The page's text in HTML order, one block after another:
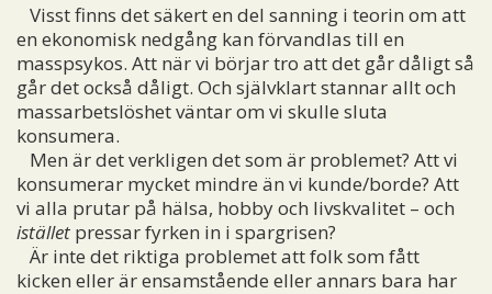
Visst finns det säkert en del sanning i teorin om att
en ekonomisk nedgång kan förvandlas till en
masspsykos. Att när vi börjar tro att det går dåligt så
går det också dåligt. Och självklart stannar allt och
massarbetslöshet väntar om vi skulle sluta
konsumera.
Men är det verkligen det som är problemet? Att vi
konsumerar mycket mindre än vi kunde/borde? Att
vi alla prutar på hälsa, hobby och livskvalitet – och
istället pressar fyrken in i spargrisen?
Är inte det riktiga problemet att folk som fått
kicken eller är ensamstående eller annars bara har